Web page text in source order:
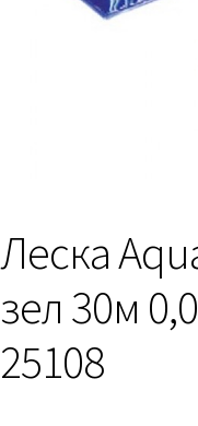
Леска
зел 30м
25108